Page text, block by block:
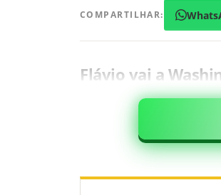
COMPARTILHAR:
Flávio vai a